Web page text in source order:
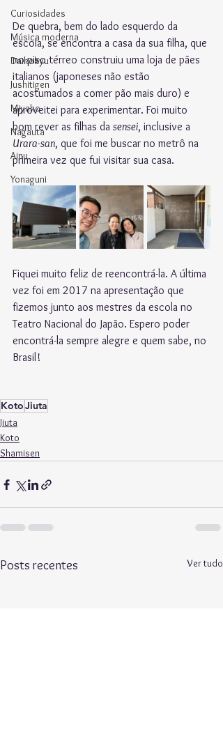
Curiosidades
Música moderna
Daikokyu
Jushitigen
Miyako
Nagauta
Ainu
Yonaguni
De quebra, bem do lado esquerdo da
escola, se encontra a casa da sua filha, que
no piso térreo construiu uma loja de pães
italianos (japoneses não estão
acostumados a comer pão mais duro) e
aproveitei para experimentar. Foi muito
bom rever as filhas da sensei, inclusive a
Urara-san, que foi me buscar no metrô na
primeira vez que fui visitar sua casa.
Fiquei muito feliz de reencontrá-la. A última
vez foi em 2017 na apresentação que
fizemos junto aos mestres da escola no
Teatro Nacional do Japão. Espero poder
encontrá-la sempre alegre e quem sabe, no
Brasil!
KotoJiuta
Jiuta
Koto
Shamisen
Posts recentes Ver tudo